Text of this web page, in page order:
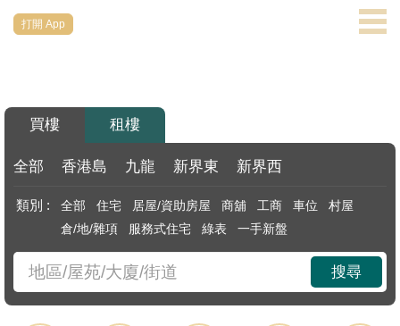
搵
樓/
交
業
主
打開 App
買樓 租樓
全部 香港島 九龍 新界東 新界西
類別 : 全部 住宅 居屋/資助房屋 商舖 工商 車位
村屋
倉/地/雜項
服務式住宅 綠表 一手新盤
搜尋